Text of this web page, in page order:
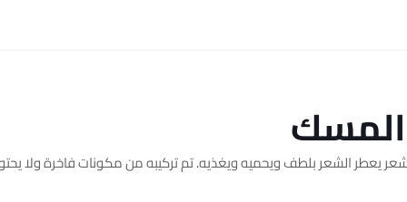
يعطر الشعر بلطف ويحميه ويغذيه. تم تركيبه من مكونات فاخرة ولا